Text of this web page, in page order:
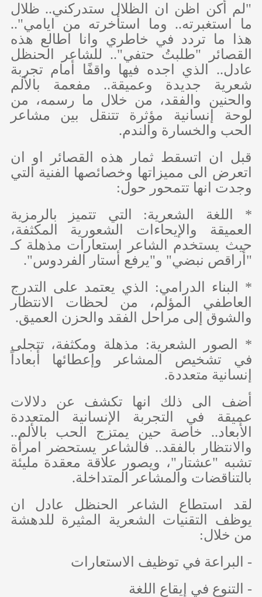
"لم أكن اظن ان الظلال ستدركني.. ظلال
ما استغبرته.. وما استأخرته من ايامي"..
هذا ما تردد في خاطري وانا اطالع هذه
القصائر "طلبتُ حتفي".. للشاعر الحنظل
عادل.. الذي اجده فيها واقفًا أمام تجربة
شعرية جديدة وعميقة.. مفعمة بالألم
والحنين والفقد، من خلال ما رسمه، من
لوحة إنسانية مؤثرة تتنقل بين مشاعر
الحب والخسارة والندم.
قبل ان اتسقط ثمار هذه القصائر او ان
اتعرض الى مميزاتها وخصائصها الفنية التي
وجدت انها تتمحور حول:
* اللغة الشعرية: التي تتميز بالرمزية
العميقة والإيحاءات الشعورية المكثفة،
حيث يستخدم الشاعر استعارات مذهلة كـ
"أراقص نبضي" و"يرفع أستار الفردوس".
* البناء الدرامي: الذي يعتمد على التدرج
العاطفي المؤلم، من لحظات الانتظار
والشوق إلى مراحل الفقد والحزن العميق.
* الصور الشعرية: مذهلة ومكثفة، تتجلى
في تشخيص المشاعر وإعطائها أبعاداً
إنسانية متعددة.
أضف الى ذلك انها تكشف عن دلالات
عميقة في التجربة الإنسانية المتعددة
الأبعاد.. خاصة حين يمتزج الحب بالألم..
والانتظار بالفقد.. فالشاعر يستحضر امرأة
تشبه "عشتار"، ويصور علاقة معقدة مليئة
بالتناقضات والمشاعر المتداخلة.
لقد استطاع الشاعر الحنظل عادل ان
يوظف التقنيات الشعرية المثيرة للدهشة
من خلال:
- البراعة في توظيف الاستعارات
- التنوع في إيقاع اللغة